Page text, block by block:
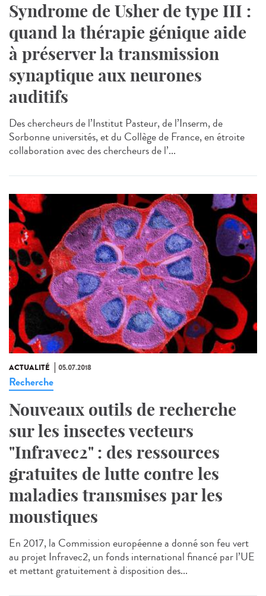
Syndrome de Usher de type III :
quand la thérapie génique aide
à préserver la transmission
synaptique aux neurones
auditifs
Des chercheurs de l’Institut Pasteur, de l’Inserm, de
Sorbonne universités, et du Collège de France, en étroite
collaboration avec des chercheurs de l’...
ACTUALITÉ 05.07.2018
Recherche
Nouveaux outils de recherche
sur les insectes vecteurs
"Infravec2" : des ressources
gratuites de lutte contre les
maladies transmises par les
moustiques
En 2017, la Commission européenne a donné son feu vert
au projet Infravec2, un fonds international financé par l’UE
et mettant gratuitement à disposition des...